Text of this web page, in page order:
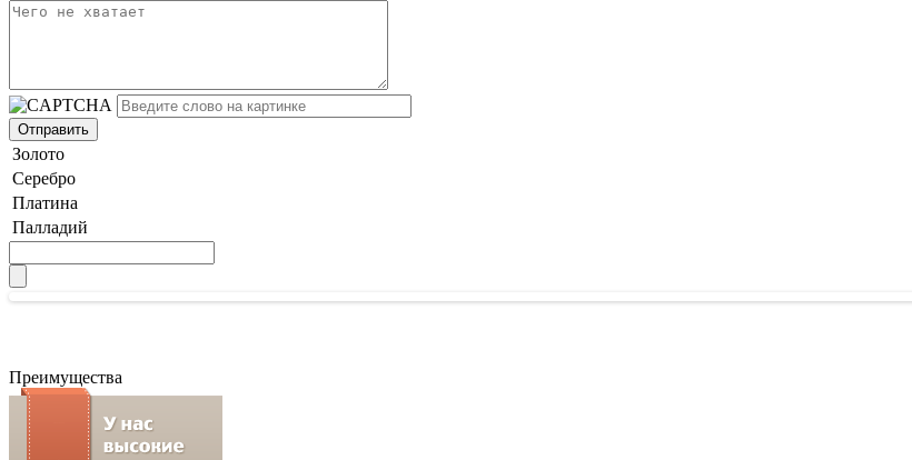
Золото
Серебро
Платина
Палладий
Преимущества